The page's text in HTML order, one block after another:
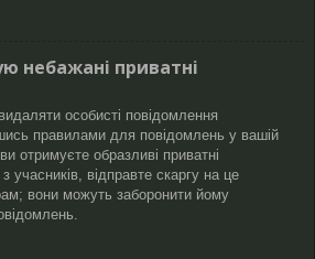
небажані приватні
особисті повідомлення
правилами для повідомлень у вашій
отримуєте образливі приватні
учасників, відправте скаргу на це
вони можуть заборонити йому